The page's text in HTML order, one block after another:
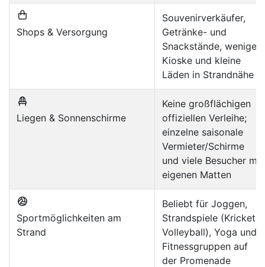
Shops & Versorgung
Souvenirverkäufer,
Getränke- und
Snackstände, wenige
Kioske und kleine
Läden in Strandnähe
Liegen & Sonnenschirme
Keine großflächigen
offiziellen Verleihe;
einzelne saisonale
Vermieter/Schirme
und viele Besucher mit
eigenen Matten
Sportmöglichkeiten am
Strand
Beliebt für Joggen,
Strandspiele (Kricket,
Volleyball), Yoga und
Fitnessgruppen auf
der Promenade